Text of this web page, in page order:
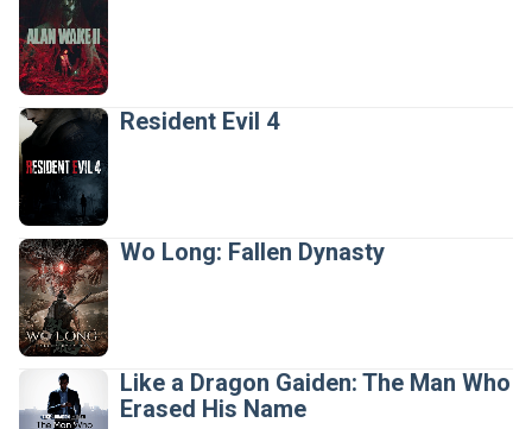
Resident Evil 4
Wo Long: Fallen Dynasty
Like a Dragon Gaiden: The Man Who
Erased His Name